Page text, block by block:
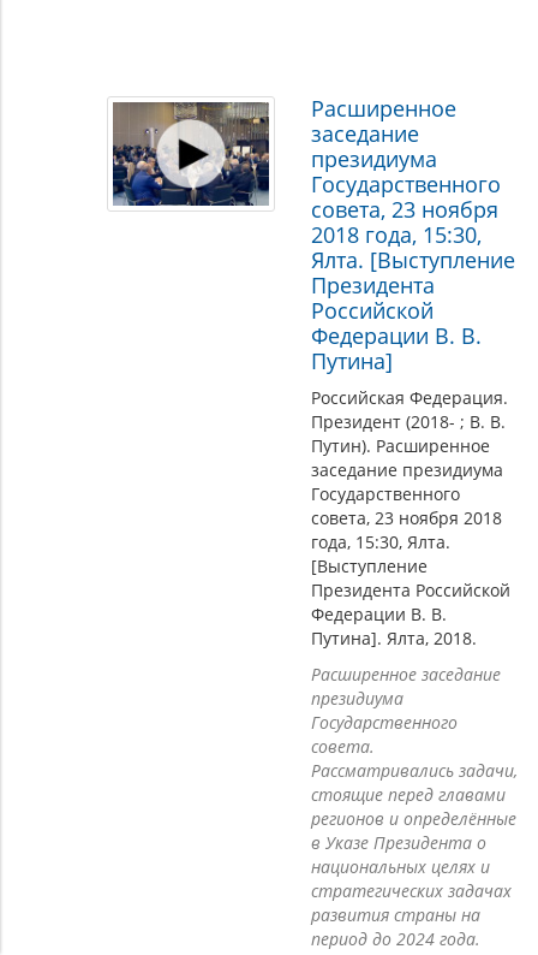
Расширенное
заседание
президиума
Государственного
совета, 23 ноября
2018 года, 15:30,
Ялта. [Выступление
Президента
Российской
Федерации В. В.
Путина]
Российская Федерация.
Президент (2018- ; В. В.
Путин). Расширенное
заседание президиума
Государственного
совета, 23 ноября 2018
года, 15:30, Ялта.
[Выступление
Президента Российской
Федерации В. В.
Путина]. Ялта, 2018.
Расширенное заседание
президиума
Государственного
совета.
Рассматривались задачи,
стоящие перед главами
регионов и определённые
в Указе Президента о
национальных целях и
стратегических задачах
развития страны на
период до 2024 года.